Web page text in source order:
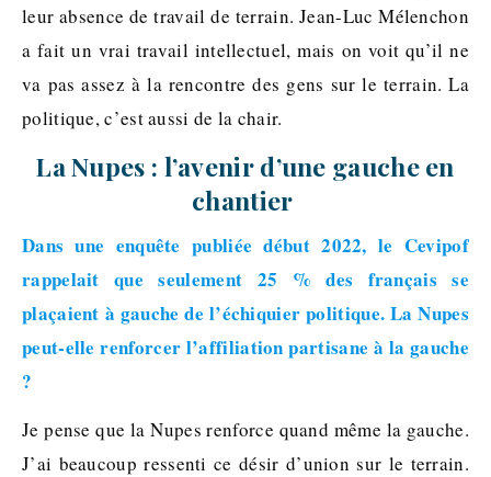
leur absence de travail de terrain. Jean-Luc Mélenchon
a fait un vrai travail intellectuel, mais on voit qu’il ne
va pas assez à la rencontre des gens sur le terrain. La
politique, c’est aussi de la chair.
La Nupes : l’avenir d’une gauche en
chantier
Dans une enquête publiée début 2022, le Cevipof
rappelait que seulement 25 % des français se
plaçaient à gauche de l’échiquier politique. La Nupes
peut-elle renforcer l’affiliation partisane à la gauche
?
Je pense que la Nupes renforce quand même la gauche.
J’ai beaucoup ressenti ce désir d’union sur le terrain.